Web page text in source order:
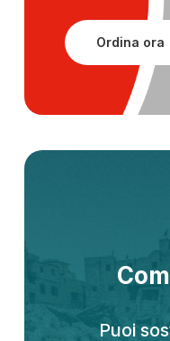
Ordina ora
Puoi